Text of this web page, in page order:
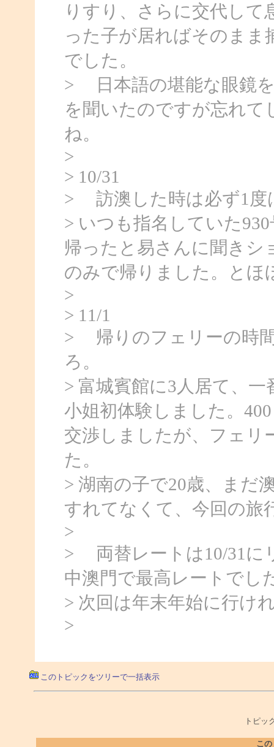
りすり、さらに交代し
った子が居ればそのま
でした。
> 日本語の堪能な眼鏡
を聞いたのですが忘れて
ね。
>
> 10/31
> 訪澳した時は必ず1度
> いつも指名していた
帰ったと易さんに聞きシ
のみで帰りました。とほ
>
> 11/1
> 帰りのフェリーの時
ろ。
> 富城賓館に3人居て、
小姐初体験しました。
交渉しましたが、フェリ
た。
> 湖南の子で20歳、まだ
すれてなくて、今回の旅
>
> 両替レートは10/31に
中澳門で最高レートでし
> 次回は年末年始に行け
>
このトピックをツリーで一括表示
トピッ
こ